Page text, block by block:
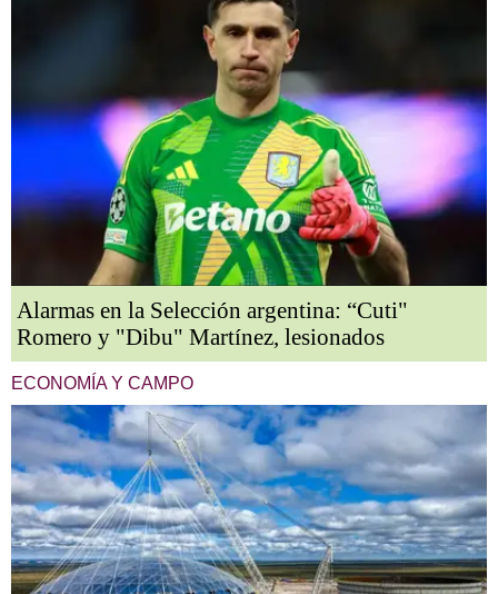
Alarmas en la Selección argentina: “Cuti"
Romero y "Dibu" Martínez, lesionados
ECONOMÍA Y CAMPO